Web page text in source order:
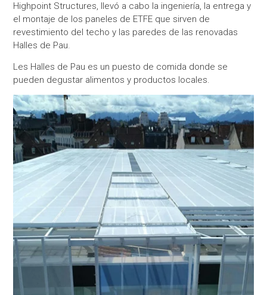
Highpoint Structures, llevó a cabo la ingeniería, la entrega y
el montaje de los paneles de ETFE que sirven de
revestimiento del techo y las paredes de las renovadas
Halles de Pau.
Les Halles de Pau es un puesto de comida donde se
pueden degustar alimentos y productos locales.